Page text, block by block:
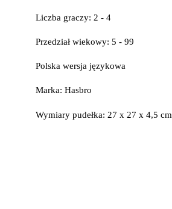
Liczba graczy: 2 - 4
Przedział wiekowy: 5 - 99
Polska wersja językowa
Marka: Hasbro
Wymiary pudełka: 27 x 27 x 4,5 cm